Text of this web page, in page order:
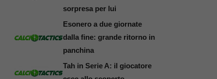
sorpresa per lui
Esonero a due giornate
dalla fine: grande ritorno in
panchina
Tah in Serie A: il giocatore